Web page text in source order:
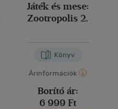
Játék és mese:
Zootropolis 2.
Könyv
Árinformációk
Borító ár:
6 999 Ft